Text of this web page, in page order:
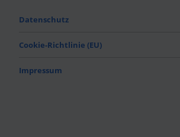
Datenschutz
Cookie-Richtlinie (EU)
Impressum